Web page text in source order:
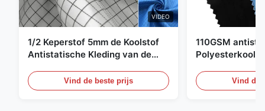
VIDEO
1/2 Keperstof 5mm de Koolstof
Antistatische Kleding van de
Vind de beste prijs
110GSM
Vind de